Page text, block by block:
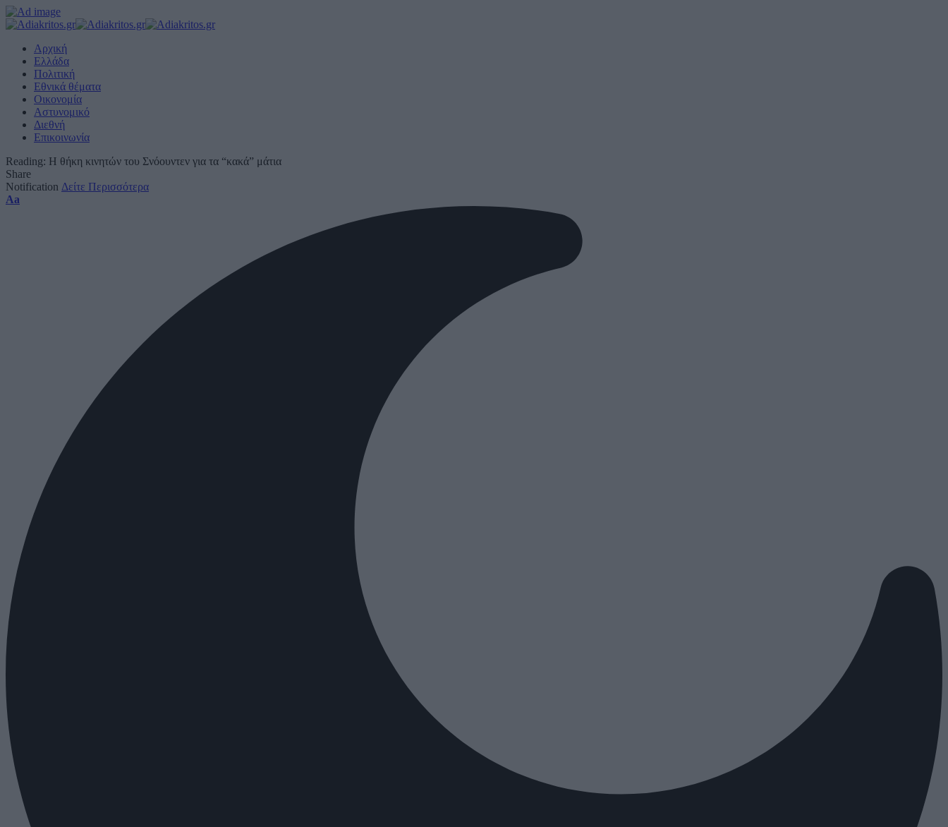
Αρχική
Ελλάδα
Πολιτική
Εθνικά θέματα
Οικονομία
Αστυνομικό
Διεθνή
Επικοινωνία
Reading: Η θήκη κινητών του Σνόουντεν για τα “κακά” μάτια
Share
Notification Δείτε Περισσότερα
Font
Aa